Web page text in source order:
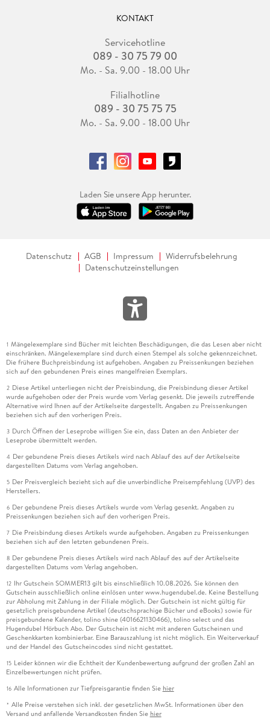
KONTAKT
Servicehotline
089 - 30 75 79 00
Mo. - Sa. 9.00 - 18.00 Uhr
Filialhotline
089 - 30 75 75 75
Mo. - Sa. 9.00 - 18.00 Uhr
Laden Sie unsere App herunter.
Datenschutz AGB Impressum
Widerrufsbelehrung
Datenschutzeinstellungen
1 Mängelexemplare sind Bücher mit leichten Beschädigungen, die das Lesen aber nicht
einschränken. Mängelexemplare sind durch einen Stempel als solche gekennzeichnet.
Die frühere Buchpreisbindung ist aufgehoben. Angaben zu Preissenkungen beziehen
sich auf den gebundenen Preis eines mangelfreien Exemplars.
2 Diese Artikel unterliegen nicht der Preisbindung, die Preisbindung dieser Artikel
wurde aufgehoben oder der Preis wurde vom Verlag gesenkt. Die jeweils zutreffende
Alternative wird Ihnen auf der Artikelseite dargestellt. Angaben zu Preissenkungen
beziehen sich auf den vorherigen Preis.
3 Durch Öffnen der Leseprobe willigen Sie ein, dass Daten an den Anbieter der
Leseprobe übermittelt werden.
4 Der gebundene Preis dieses Artikels wird nach Ablauf des auf der Artikelseite
dargestellten Datums vom Verlag angehoben.
5 Der Preisvergleich bezieht sich auf die unverbindliche Preisempfehlung (UVP) des
Herstellers.
6 Der gebundene Preis dieses Artikels wurde vom Verlag gesenkt. Angaben zu
Preissenkungen beziehen sich auf den vorherigen Preis.
7 Die Preisbindung dieses Artikels wurde aufgehoben. Angaben zu Preissenkungen
beziehen sich auf den letzten gebundenen Preis.
8 Der gebundene Preis dieses Artikels wird nach Ablauf des auf der Artikelseite
dargestellten Datums vom Verlag angehoben.
12 Ihr Gutschein SOMMER13 gilt bis einschließlich 10.08.2026. Sie können den
Gutschein ausschließlich online einlösen unter www.hugendubel.de. Keine Bestellung
zur Abholung mit Zahlung in der Filiale möglich. Der Gutschein ist nicht gültig für
gesetzlich preisgebundene Artikel (deutschsprachige Bücher und eBooks) sowie für
preisgebundene Kalender, tolino shine (4016621130466), tolino select und das
Hugendubel Hörbuch Abo. Der Gutschein ist nicht mit anderen Gutscheinen und
Geschenkkarten kombinierbar. Eine Barauszahlung ist nicht möglich. Ein Weiterverkauf
und der Handel des Gutscheincodes sind nicht gestattet.
15 Leider können wir die Echtheit der Kundenbewertung aufgrund der großen Zahl an
Einzelbewertungen nicht prüfen.
16 Alle Informationen zur Tiefpreisgarantie finden Sie hier
* Alle Preise verstehen sich inkl. der gesetzlichen MwSt. Informationen über den
Versand und anfallende Versandkosten finden Sie hier